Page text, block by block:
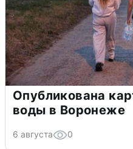
Опубликована
воды в Воронеже
6 августа 0